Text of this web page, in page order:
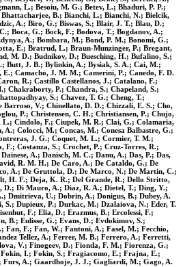
L.; Besoiu, M. G.; Betev, L.; Bhaduri, P. P.;
B.; Bianchi, L.; Bianchi, N.; Bielcik,
A.; Biro, G.; Biswas, S.; Blair, J. T.; Blau, D.;
Boca, G.; Bock, F.; Bodova, T.; Bogdanov, A.;
A.; Bombara, M.; Bond, P. M.; Bonomi, G.;
E.; Bratrud, L.; Braun-Munzinger, P.; Bregant,
M. D.; Budnikov, D.; Buesching, H.; Bufalino, S.;
Butt, J. B.; Bylinkin, A.; Bysiak, S. A.; Cai, M.;
Camacho, J. M. M.; Camerini, P.; Canedo, F. D.
R.; Castillo Castellanos, J.; Catalano, F.;
Chakraborty, P.; Chandra, S.; Chapeland, S.;
S.; Chavez, T. G.; Cheng, T.;
Barroso, V.; Chinellato, D. D.; Chizzali, E. S.; Cho,
P.; Christensen, C. H.; Christiansen, P.; Chujo,
Cindolo, F.; Ciupek, M. R.; Clai, G.; Colamaria,
Colocci, M.; Concas, M.; Conesa Balbastre, G.;
J. G.; Coquet, M. L.; Cormier, T. M.;
F.; Costanza, S.; Crochet, P.; Cruz-Torres, R.;
A.; Danisch, M. C.; Danu, A.; Das, P.; Das,
R. M. H.; De Caro, A.; De Cataldo, G.; De
A.; De Gruttola, D.; De Marco, N.; De Martin, C.;
H. F.; Deja, K. R.; Del Grande, R.; Dello Stritto,
D.; Di Mauro, A.; Diaz, R. A.; Dietel, T.; Ding, Y.;
Dmitrieva, U.; Dobrin, A.; Donigus, B.; Dubey, A.
Dupieux, P.; Durkac, M.; Dzalaiova, N.; Eder, T.
F.; Elia, D.; Erazmus, B.; Ercolessi, F.;
B.; Eulisse, G.; Evans, D.; Evdokimov, S.;
F.; Fan, W.; Fantoni, A.; Fasel, M.; Fecchio,
Tellez, A.; Ferrer, M. B.; Ferrero, A.; Ferretti,
V.; Finogeev, D.; Fionda, F. M.; Fiorenza, G.;
I.; Fokin, S.; Fragiacomo, E.; Frajna, E.;
Furs, A.; Gaardhoje, J. J.; Gagliardi, M.; Gago, A.